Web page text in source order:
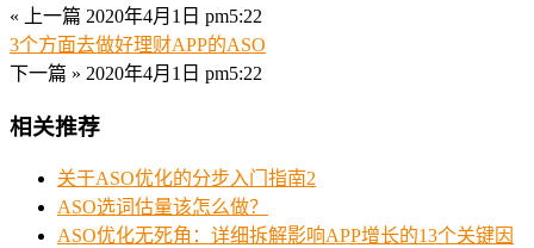
« 上一篇 2020年4月1日 pm5:22
3个方面去做好理财APP的ASO
下一篇 » 2020年4月1日 pm5:22
相关推荐
关于ASO优化的分步入门指南2
ASO选词估量该怎么做？
ASO优化无死角：详细拆解影响APP增长的13个关键因